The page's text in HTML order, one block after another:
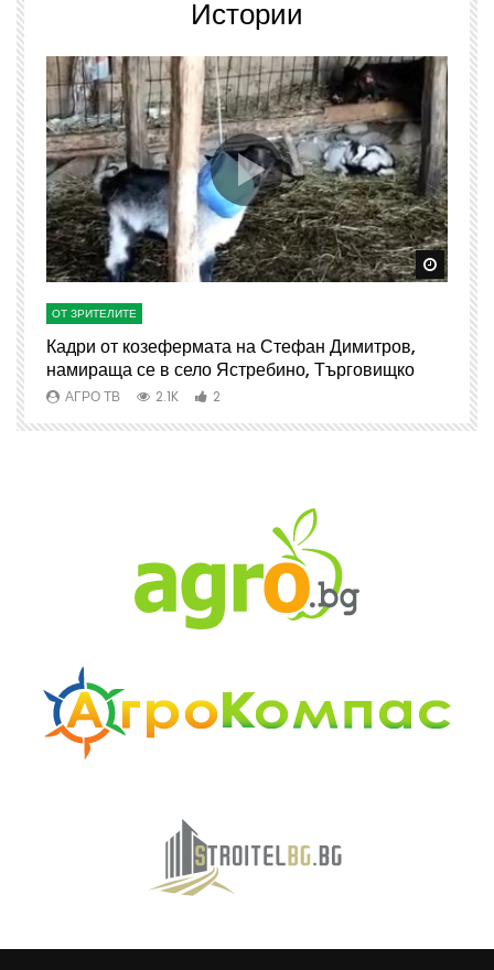
Истории
Watch Later Watch
ОТ ЗРИТЕЛИТЕ
Кадри от козефермата на Стефан Димитров,
намираща се в село Ястребино, Търговищко
АГРО ТВ 2.1K 2